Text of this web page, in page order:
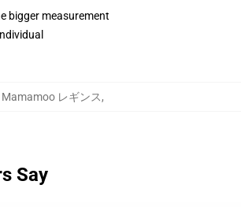
bigger measurement
Mamamoo レギンス,
Say